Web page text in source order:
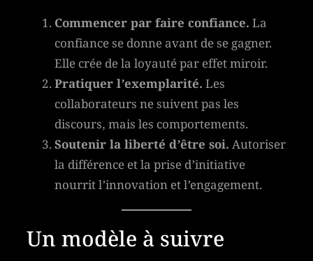
Commencer par faire confiance.La
confiance se donne avant de se gagner.
Elle crée de la loyauté par effet miroir.
Pratiquer l’exemplarité.Les
collaborateurs ne suivent pas les
discours, mais les comportements.
Soutenir la liberté d’être soi.Autoriser
la différence et la prise d’initiative
nourrit l’innovation et l’engagement.
Un modèle à suivre